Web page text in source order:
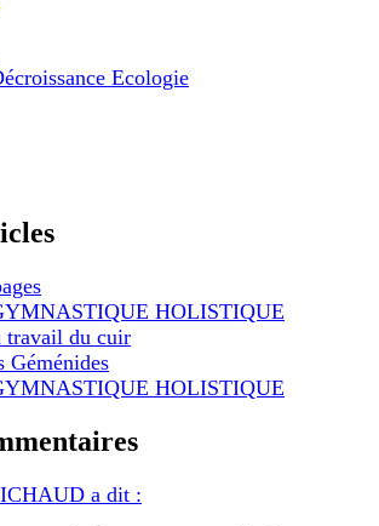
Ecologie
HOLISTIQUE
travail du cuir
Géménides
HOLISTIQUE
a dit :